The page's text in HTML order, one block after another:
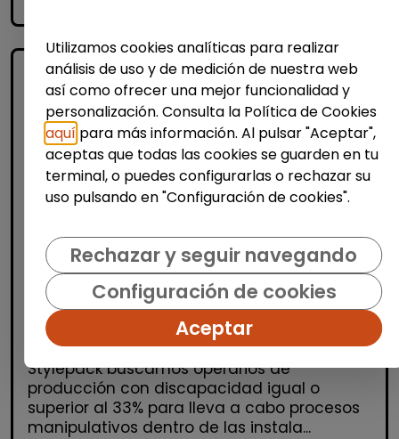
Logística, Almacén y Compras
Producción, Industria y Calidad
Operario/a de producción (alcalá de
henares)
| España(Madrid)
OPERARIOS/AS DE PRODUCCIÓN Desde
Stylepack buscamos operarios de
producción con discapacidad igual o
superior al 33% para lleva a cabo procesos
manipulativos dentro de las instala...
Utilizamos cookies analíticas para realizar
análisis de uso y de medición de nuestra web
así como ofrecer una mejor funcionalidad y
personalización. Consulta la Política de Cookies
aquí para más información. Al pulsar "Aceptar",
aceptas que todas las cookies se guarden en tu
terminal, o puedes configurarlas o rechazar su
uso pulsando en "Configuración de cookies".
Rechazar y seguir navegando
Configuración de cookies
Aceptar